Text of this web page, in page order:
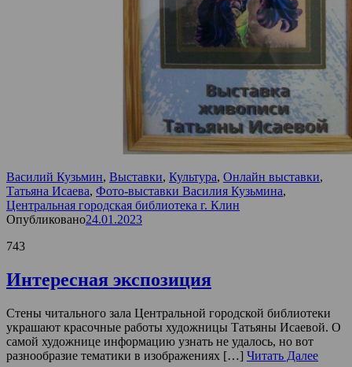
Василий Кузьмин, Выставки, Культура, Онлайн выставки,
Татьяна Исаева, Фото-выставки Василия Кузьмина,
Центральная городская библиотека г. Клин
Опубликовано24.01.2023
743
Интересная экспозиция
Стены читального зала Центральной городской библиотеки
украшают красочные работы художницы Татьяны Исаевой. О
самой художнице информацию узнать не удалось, но вот
разнообразие тематики в изображениях […] Читать Далее